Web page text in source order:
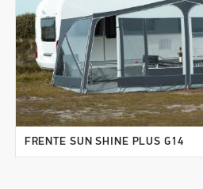
FRENTE SUN SHINE PLUS G14